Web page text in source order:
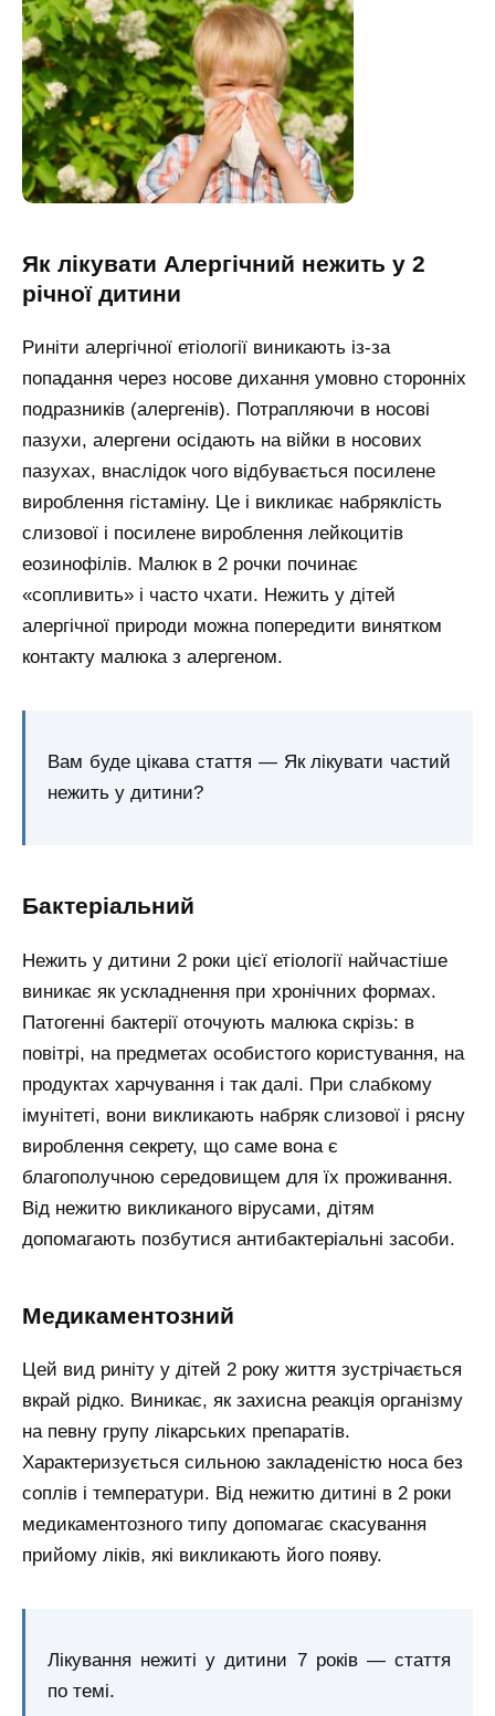
Як лікувати Алергічний нежить у 2
річної дитини
Риніти алергічної етіології виникають із-за
попадання через носове дихання умовно сторонніх
подразників (алергенів). Потрапляючи в носові
пазухи, алергени осідають на війки в носових
пазухах, внаслідок чого відбувається посилене
вироблення гістаміну. Це і викликає набряклість
слизової і посилене вироблення лейкоцитів
еозинофілів. Малюк в 2 рочки починає
«сопливить» і часто чхати. Нежить у дітей
алергічної природи можна попередити винятком
контакту малюка з алергеном.
Вам буде цікава стаття — Як лікувати частий
нежить у дитини?
Бактеріальний
Нежить у дитини 2 роки цієї етіології найчастіше
виникає як ускладнення при хронічних формах.
Патогенні бактерії оточують малюка скрізь: в
повітрі, на предметах особистого користування, на
продуктах харчування і так далі. При слабкому
імунітеті, вони викликають набряк слизової і рясну
вироблення секрету, що саме вона є
благополучною середовищем для їх проживання.
Від нежитю викликаного вірусами, дітям
допомагають позбутися антибактеріальні засоби.
Медикаментозний
Цей вид риніту у дітей 2 року життя зустрічається
вкрай рідко. Виникає, як захисна реакція організму
на певну групу лікарських препаратів.
Характеризується сильною закладеністю носа без
соплів і температури. Від нежитю дитині в 2 роки
медикаментозного типу допомагає скасування
прийому ліків, які викликають його появу.
Лікування нежиті у дитини 7 років — стаття
по темі.